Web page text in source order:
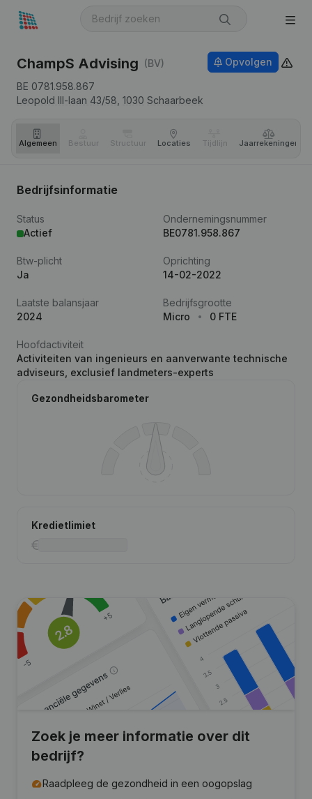
ChampS Advising (BV)
BE 0781.958.867
Leopold III-laan 43/58, 1030 Schaarbeek
Opvolgen
Algemeen Bestuur Structuur Locaties Tijdlijn Jaar­rekeningen
Bedrijfsinformatie
Status
Actief
Ondernemingsnummer
BE0781.958.867
Btw-plicht
Ja
Oprichting
14-02-2022
Laatste balansjaar
2024
Bedrijfsgrootte
Micro
0 FTE
Hoofdactiviteit
Activiteiten van ingenieurs en aanverwante technische
adviseurs, exclusief landmeters-experts
Gezondheidsbarometer
Kredietlimiet
Zoek je meer informatie over dit
bedrijf?
Raadpleeg de gezondheid in een oogopslag